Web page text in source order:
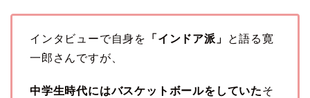
インタビューで自身を 「インドア派」
と語る寛
一郎さんですが、
中学生時代にはバスケットボールをしていたそ